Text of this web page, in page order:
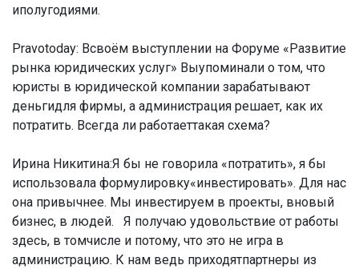
иполугодиями.
Pravotoday: Всвоём выступлении на Форуме «Развитие
рынка юридических услуг» Выупоминали о том, что
юристы в юридической компании зарабатывают
деньгидля фирмы, а администрация решает, как их
потратить. Всегда ли работаеттакая схема?
Ирина Никитина:Я бы не говорила «потратить», я бы
использовала формулировку«инвестировать». Для нас
она привычнее. Мы инвестируем в проекты, вновый
бизнес, в людей. Я получаю удовольствие от работы
здесь, в томчисле и потому, что это не игра в
администрацию. К нам ведь приходятпартнеры из